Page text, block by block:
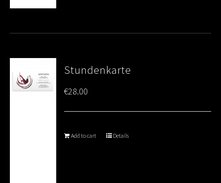
Stundenkarte
€28.00
Add to cart Details